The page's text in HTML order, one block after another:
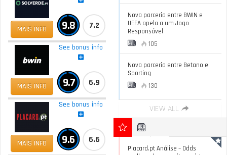
MAIS INFO 9.8 7.2
MAIS INFO
See bonus info
9.7 6.9
MAIS INFO
See bonus info
9.6 6.6
Nova parceria entre BWIN e
UEFA apela a um Jogo
Responsável
105
Nova parceria entre Betano e
Sporting
130
VIEW ALL
Placard.pt Análise – Odds